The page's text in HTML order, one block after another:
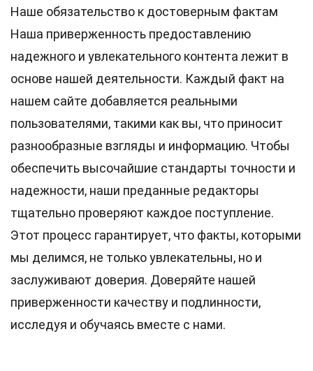
Наше обязательство к достоверным фактам
Наша приверженность предоставлению
надежного и увлекательного контента лежит в
основе нашей деятельности. Каждый факт на
нашем сайте добавляется реальными
пользователями, такими как вы, что приносит
разнообразные взгляды и информацию. Чтобы
обеспечить высочайшие стандарты точности и
надежности, наши преданные редакторы
тщательно проверяют каждое поступление.
Этот процесс гарантирует, что факты, которыми
мы делимся, не только увлекательны, но и
заслуживают доверия. Доверяйте нашей
приверженности качеству и подлинности,
исследуя и обучаясь вместе с нами.